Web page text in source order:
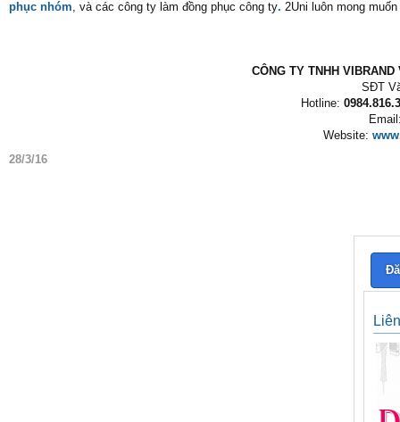
phục nhóm, và các công ty làm đồng phục công ty. 2Uni luôn mong
CÔNG TY TNHH
SĐT
Hotline:
Website:
28/3/16